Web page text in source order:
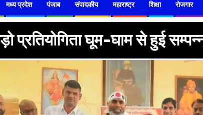
मध्य प्रदेश पंजाब संपादकीय महाराष्ट्र शिक्षा रोजगार
प्रतियोगिता घूम-घाम से हुई